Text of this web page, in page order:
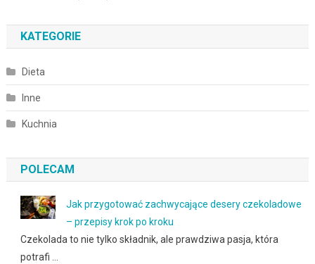
KATEGORIE
Dieta
Inne
Kuchnia
POLECAM
Jak przygotować zachwycające desery czekoladowe
– przepisy krok po kroku
Czekolada to nie tylko składnik, ale prawdziwa pasja, która
potrafi …